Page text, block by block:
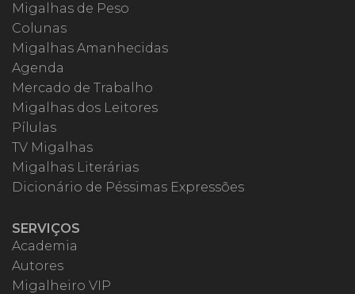
Migalhas de Peso
Colunas
Migalhas Amanhecidas
Agenda
Mercado de Trabalho
Migalhas dos Leitores
Pílulas
TV Migalhas
Migalhas Literárias
Dicionário de Péssimas Expressões
SERVIÇOS
Academia
Autores
Migalheiro VIP